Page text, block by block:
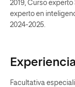
2019, Curso
experto en
2024-2025.
Facultativa